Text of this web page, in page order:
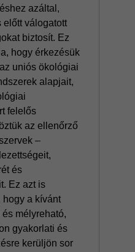
azáltal,
előtt válogatott
biztosít. Ez
hogy érkezésük
uniós ökológiai
alapjait,
felelős
az ellenőrző
–
és
Ez azt is
hogy a kívánt
mélyreható,
gyakorlati és
kerüljön sor